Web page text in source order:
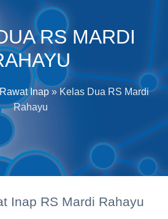
RS MARDI
Inap» Kelas Dua RS Mardi
Rahayu
Inap RS Mardi Rahayu